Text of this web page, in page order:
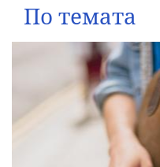
По темата